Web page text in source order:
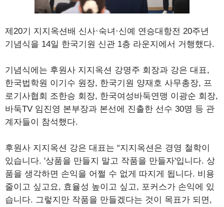
제20기 지지옥션배 신사·숙녀·신예 연승대항전 20주년
기념식을 14일 한국기원 신관 1층 라운지에서 거행했다.
기념식에는 후원사 지지옥션 강명주 회장과 강은 대표,
한국법학원 이기수 원장, 한국기원 양재호 사무총장, 프
로기사협회 조한승 회장, 한국여성바둑연맹 이광순 회장,
바둑TV 임진영 본부장과 본선에 진출한 선수 30명 등 관
계자들이 참석했다.
후원사 지지옥션 강은 대표는 “지지옥션은 경영 철학이
있습니다. '상품을 만들지 말고 작품을 만들자'입니다. 상
품을 생각하면 손익을 어쩔 수 없게 따지게 됩니다. 비용
줄이고 싶고요, 효율성 높이고 싶고, 포커스가 손익에 있
습니다. 그렇지만 작품을 만들겠다는 것이 목표가 되면,